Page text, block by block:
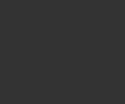
i.d. Multi-styler & Dryer Curly & Coily